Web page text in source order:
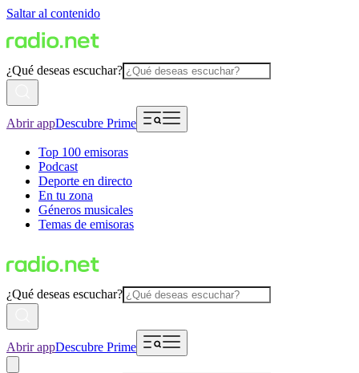
Saltar al contenido
¿Qué deseas escuchar?
Abrir appDescubre Prime
Top 100 emisoras
Podcast
Deporte en directo
En tu zona
Géneros musicales
Temas de emisoras
¿Qué deseas escuchar?
Abrir appDescubre Prime